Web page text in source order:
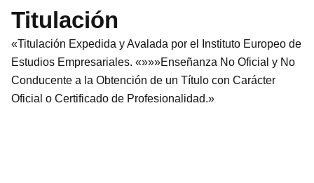
Titulación
«Titulación Expedida y Avalada por el Instituto Europeo de
Estudios Empresariales. «»»»Enseñanza No Oficial y No
Conducente a la Obtención de un Título con Carácter
Oficial o Certificado de Profesionalidad.»